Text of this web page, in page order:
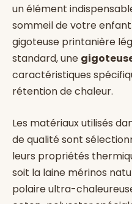
un élément
sommeil de votre
gigoteuse printanière
standard, une
caractéristiques
rétention de chaleur.
Les matériaux utilisés
de qualité sont
leurs propriétés
soit la laine mérinos
polaire ultra-